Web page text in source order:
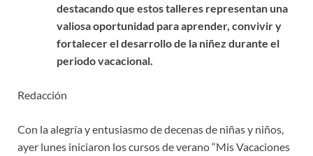
destacando que estos talleres representan una
valiosa oportunidad para aprender, convivir y
fortalecer el desarrollo de la niñez durante el
periodo vacacional.
Redacción
Con la alegría y entusiasmo de decenas de niñas y niños,
ayer lunes iniciaron los cursos de verano “Mis Vacaciones